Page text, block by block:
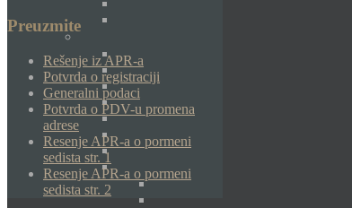
Preuzmite
Rešenje iz APR-a
Potvrda o registraciji
Generalni podaci
Potvrda o PDV-u promena
adrese
Resenje APR-a o pormeni
sedista str. 1
Resenje APR-a o pormeni
sedista str. 2